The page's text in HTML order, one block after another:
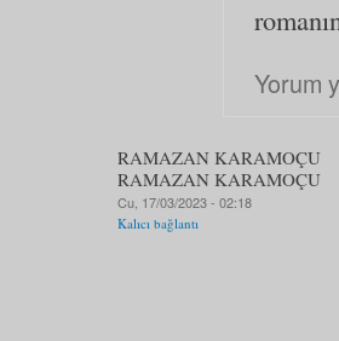
Yorum
RAMAZAN KARAMOÇU
RAMAZAN KARAMOÇU
Cu, 17/03/2023 - 02:18
Kalıcı bağlantı